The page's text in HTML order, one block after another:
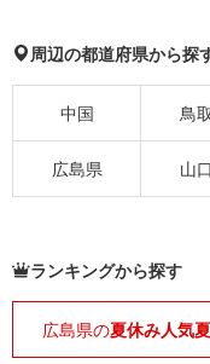
周辺の都道府県から探
中国 鳥
広島県 山
ランキングから探す
広島県の夏休み人気